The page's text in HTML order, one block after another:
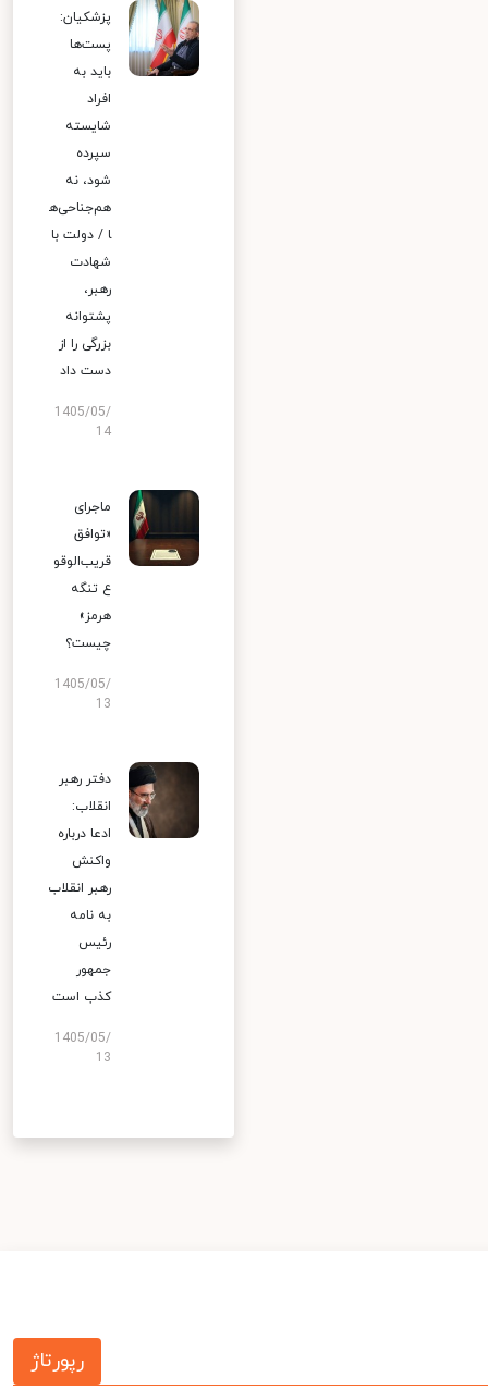
پزشکیان:
پست‌ها
باید به
افراد
شایسته
سپرده
شود، نه
هم‌جناحی‌ه
ا / دولت با
شهادت
رهبر،
پشتوانه
بزرگی را از
دست داد
1405/05/
14
ماجرای
«توافق
قریب‌الوقو
ع تنگه
هرمز»
چیست؟
1405/05/
13
دفتر رهبر
انقلاب:
ادعا درباره
واکنش
رهبر انقلاب
به نامه
رئیس
جمهور
کذب است
1405/05/
13
رپورتاژ